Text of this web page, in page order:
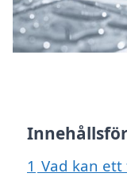
1 Vad kan